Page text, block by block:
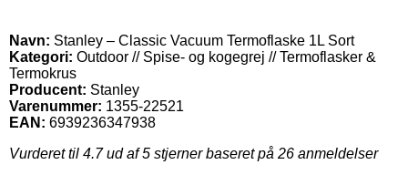
Navn: Stanley – Classic Vacuum Termoflaske 1L Sort
Kategori: Outdoor // Spise- og kogegrej // Termoflasker &
Termokrus
Producent: Stanley
Varenummer: 1355-22521
EAN: 6939236347938
Vurderet til 4.7ud af 5 stjerner baseret på 26 anmeldelser